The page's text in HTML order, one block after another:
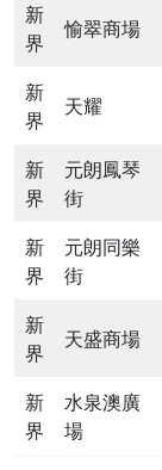
新
界
愉翠商場
新
界
天耀
新
界
元朗鳳琴
街
新
界
元朗同樂
街
新
界
天盛商場
新
界
水泉澳廣
場